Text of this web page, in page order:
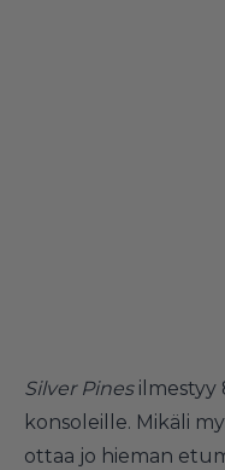
Silver Pinesilmestyy
konsoleille. Mikäli
ottaa jo hieman